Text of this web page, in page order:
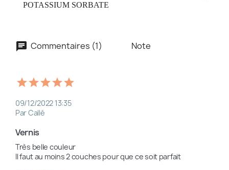
POTASSIUM SORBATE
Commentaires (1) Note
09/12/2022 13:35
Par Callé
Vernis
Très belle couleur
Il faut au moins 2 couches pour que ce soit parfait